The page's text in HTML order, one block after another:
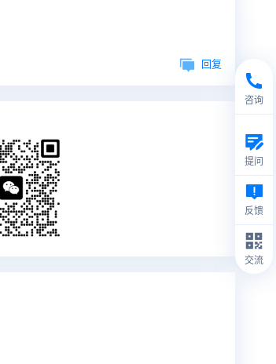
回复
咨询
提问
反馈
交流